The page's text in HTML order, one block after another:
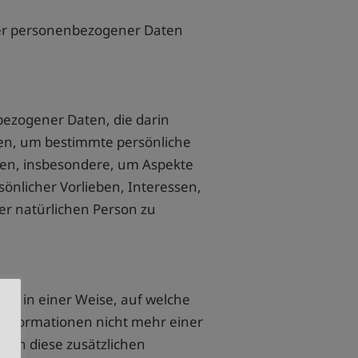
personenbezogener Daten
Daten, die darin
um bestimmte persönliche
insbesondere, um Aspekte
Vorlieben, Interessen,
natürlichen Person zu
in einer Weise, auf welche
nicht mehr einer
diese zusätzlichen